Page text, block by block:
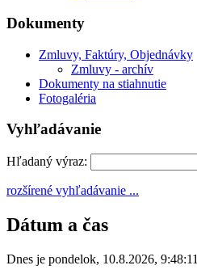
Dokumenty
Zmluvy, Faktúry, Objednávky
Zmluvy - archív
Dokumenty na stiahnutie
Fotogaléria
Vyhľadávanie
Hľadaný výraz:
rozšírené vyhľadávanie ...
Dátum a čas
Dnes je pondelok, 10.8.2026, 9:48:11